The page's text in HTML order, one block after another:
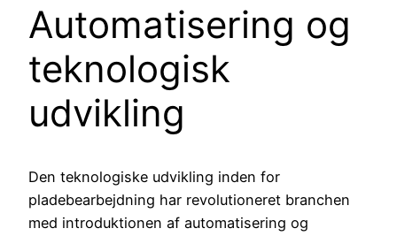
Automatisering og
teknologisk
udvikling
Den teknologiske udvikling inden for
pladebearbejdning har revolutioneret branchen
med introduktionen af automatisering og